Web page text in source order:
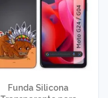
Funda Silicona